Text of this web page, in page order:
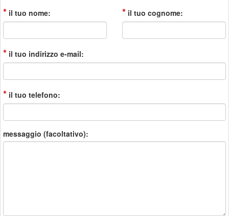
* il tuo nome: * il tuo cognome:
* il tuo indirizzo e-mail:
* il tuo telefono:
messaggio (facoltativo):